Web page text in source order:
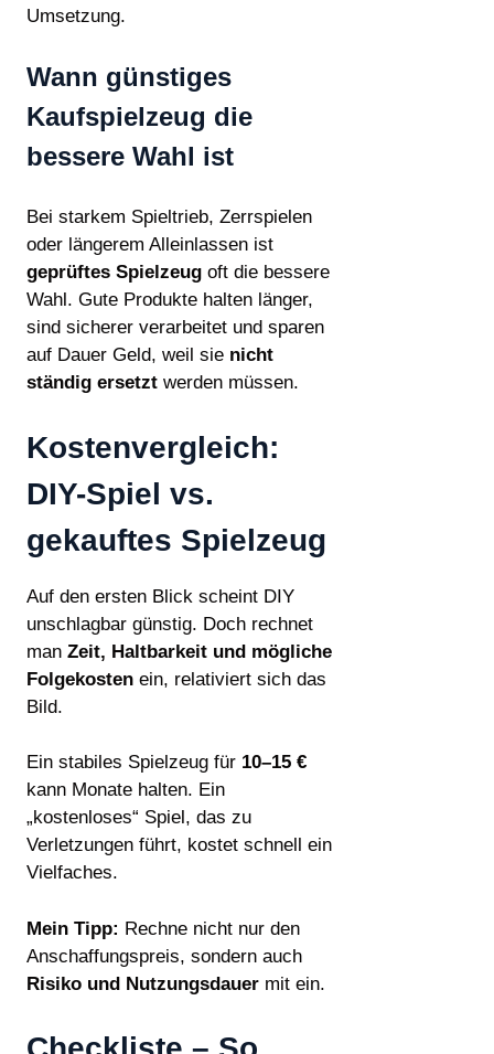
Umsetzung.
Wann günstiges
Kaufspielzeug die
bessere Wahl ist
Bei starkem Spieltrieb, Zerrspielen
oder längerem Alleinlassen ist
geprüftes Spielzeug oft die bessere
Wahl. Gute Produkte halten länger,
sind sicherer verarbeitet und sparen
auf Dauer Geld, weil sie nicht
ständig ersetzt werden müssen.
Kostenvergleich:
DIY-Spiel vs.
gekauftes Spielzeug
Auf den ersten Blick scheint DIY
unschlagbar günstig. Doch rechnet
man Zeit, Haltbarkeit und mögliche
Folgekosten ein, relativiert sich das
Bild.
Ein stabiles Spielzeug für 10–15 €
kann Monate halten. Ein
„kostenloses“ Spiel, das zu
Verletzungen führt, kostet schnell ein
Vielfaches.
Mein Tipp: Rechne nicht nur den
Anschaffungspreis, sondern auch
Risiko und Nutzungsdauer mit ein.